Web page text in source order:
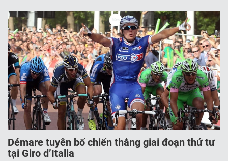
Démare tuyên bố chiến thắng giai đoạn thứ tư
tại Giro d’Italia